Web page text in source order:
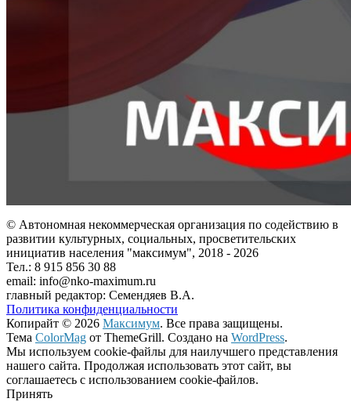
© Автономная некоммерческая организация по содействию в
развитии культурных, социальных, просветительских
инициатив населения "максимум", 2018 - 2026
Тел.: 8 915 856 30 88
email: info@nko-maximum.ru
главный редактор: Семендяев В.А.
Политика конфиденциальности
Копирайт © 2026 Максимум. Все права защищены.
Тема ColorMag от ThemeGrill. Создано на WordPress.
Мы используем cookie-файлы для наилучшего представления
нашего сайта. Продолжая использовать этот сайт, вы
соглашаетесь с использованием cookie-файлов.
Принять